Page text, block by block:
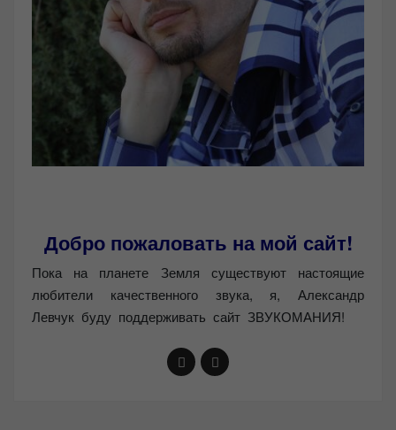
Добро пожаловать на мой сайт!
Пока на планете Земля существуют настоящие
любители качественного звука, я, Александр
Левчук буду поддерживать сайт ЗВУКОМАНИЯ!